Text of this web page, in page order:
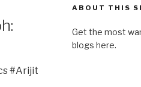
#Arijit
ABOUT THIS
Get the most
blogs here.